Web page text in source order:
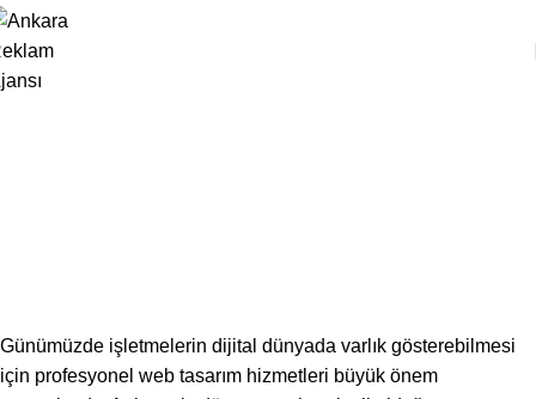
Günümüzde işletmelerin dijital dünyada varlık gösterebilmesi
için profesyonel web tasarım hizmetleri büyük önem